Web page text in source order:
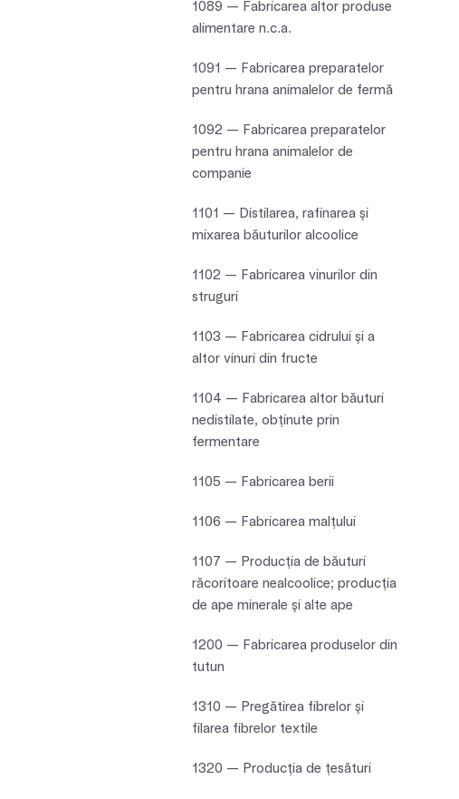
1089 — Fabricarea altor produse
alimentare n.c.a.
1091 — Fabricarea preparatelor
pentru hrana animalelor de fermă
1092 — Fabricarea preparatelor
pentru hrana animalelor de
companie
1101 — Distilarea, rafinarea şi
mixarea băuturilor alcoolice
1102 — Fabricarea vinurilor din
struguri
1103 — Fabricarea cidrului şi a
altor vinuri din fructe
1104 — Fabricarea altor băuturi
nedistilate, obţinute prin
fermentare
1105 — Fabricarea berii
1106 — Fabricarea malţului
1107 — Producţia de băuturi
răcoritoare nealcoolice; producţia
de ape minerale şi alte ape
1200 — Fabricarea produselor din
tutun
1310 — Pregătirea fibrelor şi
filarea fibrelor textile
1320 — Producţia de ţesături